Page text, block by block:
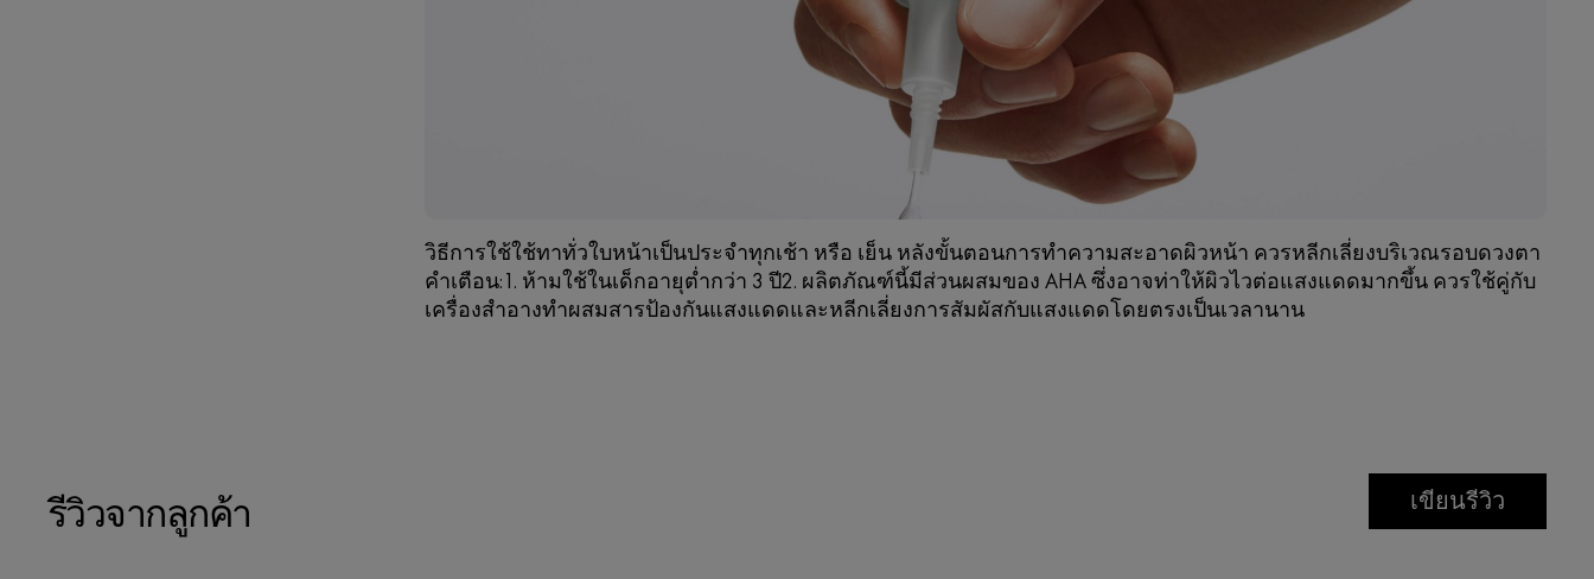
วิธีการใช้ใช้ทาทั่วใบหน้าเป็นประจำทุกเช้า หรือ เย็น หลังขั้นตอนการทำความสะอาดผิวหน้า ควรหลีกเลี่ยงบริเวณรอบดวงตา
คำเตือน:1. ห้ามใช้ในเด็กอายุต่ำกว่า 3 ปี2. ผลิตภัณฑ์นี้มีส่วนผสมของ AHA ซึ่งอาจท่าให้ผิวไวต่อแสงแดดมากขึ้น ควรใช้คู่กับ
เครื่องสำอางทำผสมสารป้องกันแสงแดดและหลีกเลี่ยงการสัมผัสกับแสงแดดโดยตรงเป็นเวลานาน
รีวิวจากลูกค้า เขียนรีวิว